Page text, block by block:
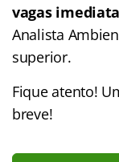
vagas
Analista
superior.
Fique atento!
breve!